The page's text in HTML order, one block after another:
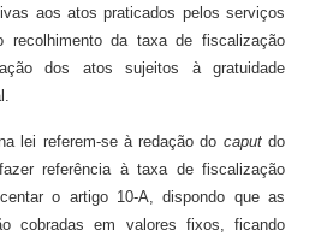
aos atos praticados pelos serviços
recolhimento da taxa de fiscalização
dos atos sujeitos à gratuidade
lei referem-se à redação do caputdo
referência à taxa de fiscalização
o artigo 10-A, dispondo que as
cobradas em valores fixos, ficando